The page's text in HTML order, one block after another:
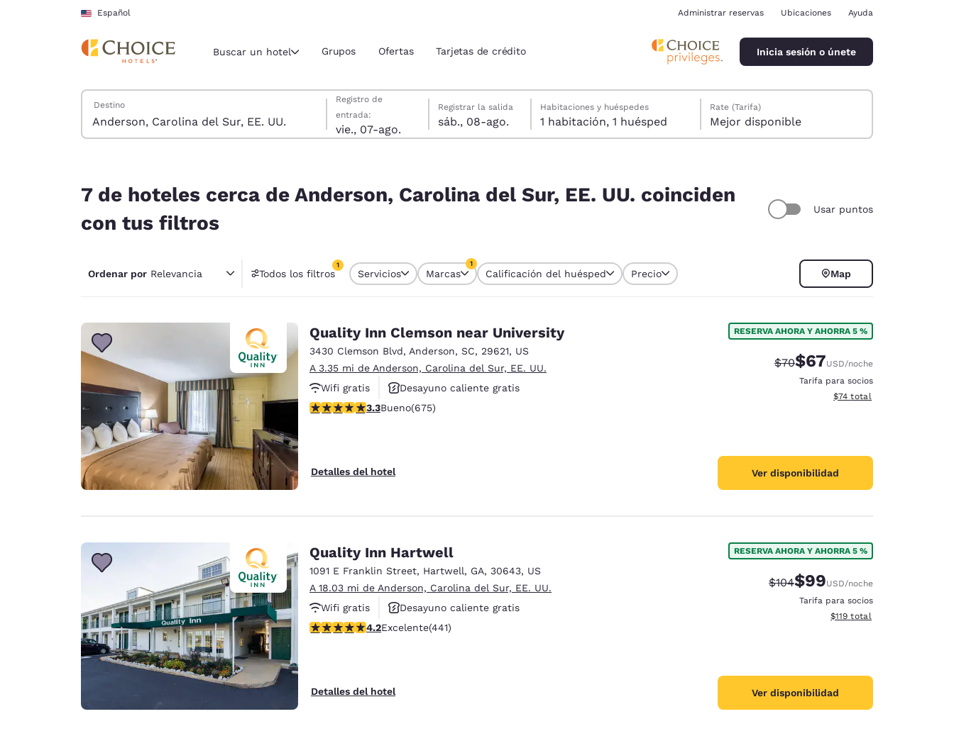
Pasar A Contenido Principal
Español
Región y ubicación actuales
Estados Unidos
América
América Latina Latin America
English
Canada
English
Español
Europa
Deutschland
Deutsch
Germany
Spain
English
Ireland
English
Asia-Pacífico
Australia
English
India
Administrar reservas Ubicaciones Ayuda
Buscar un hotel Grupos Ofertas Tarjetas de crédito Inicia sesión o únete
Buscar hoteles
Destino
viernes, 7 de agosto
Registro de
entrada:
vie., 07-ago.
sábado, 8 de agosto
Registrar la salida
sáb., 08-ago.
sábado, 8 de agosto fecha de check-out seleccionada
viernes, 7 de agosto fecha de check-in seleccionada
Habitaciones y huéspedes
1 habitación, 1 huésped
Rate (Tarifa)
Mejor disponible
7 de hoteles cerca de Anderson, Carolina del Sur, EE. UU. coinciden
con tus filtros
Usar puntos
Ordenar por Relevancia Todos los filtros
1
1 filtro seleccionado actualmente
Servicios Marcas
1
Calificación del huésped Precio Map
Quality Inn Clemson near University
3430 Clemson Blvd, Anderson, SC, 29621, US
A 3.35 mi de Anderson, Carolina del Sur, EE. UU.
Wifi gratis
Desayuno caliente gratis
Hoteles que aceptan mascotas
calificación de 3.34 estrellas. Bueno. 675 reseñas
3.3Bueno(675)
Detalles del hotel
RESERVA AHORA Y AHORRA 5 %
Precio tachado:
$70Precio con descuento:
$67USD/noche
Tarifa para socios
Ver detalles del total
$74 total
Ver disponibilidad
Quality Inn Hartwell
1091 E Franklin Street, Hartwell, GA, 30643, US
A 18.03 mi de Anderson, Carolina del Sur, EE. UU.
Wifi gratis
Desayuno caliente gratis
Hoteles que aceptan mascotas
calificación de 4.2 estrellas. Excelente. 441 reseñas
4.2Excelente(441)
Detalles del hotel
RESERVA AHORA Y AHORRA 5 %
Precio tachado:
$104Precio con descuento:
$99USD/noche
Tarifa para socios
Ver detalles del total
$119 total
Ver disponibilidad